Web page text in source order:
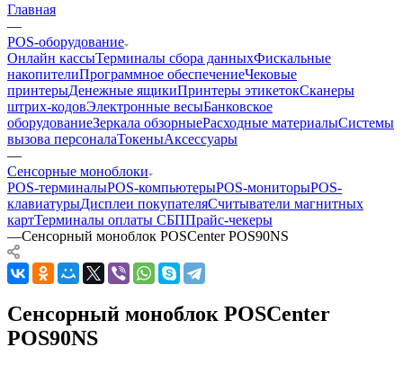
Главная
—
POS-оборудование
Онлайн кассыТерминалы сбора данныхФискальные
накопителиПрограммное обеспечениеЧековые
принтерыДенежные ящикиПринтеры этикетокСканеры
штрих-кодовЭлектронные весыБанковское
оборудованиеЗеркала обзорныеРасходные материалыСистемы
вызова персоналаТокеныАксессуары
—
Сенсорные моноблоки
POS-терминалыPOS-компьютерыPOS-мониторыPOS-
клавиатурыДисплеи покупателяСчитыватели магнитных
картТерминалы оплаты СБППрайс-чекеры
—Сенсорный моноблок POSCenter POS90NS
Сенсорный моноблок POSCenter
POS90NS